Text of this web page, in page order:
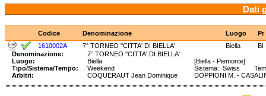
Dati
Codice Denominazione Luogo
Pr
1610002A
7° TORNEO ''CITTA' DI BIELLA' Biella
BI
Denominazione:
7° TORNEO ''CITTA' DI BIELLA'
Luogo:
Biella
[Biella - Piemonte]
Tipo/Sistema/Tempo:
Weekend
Sistema: Swiss
Arbitri:
COQUERAUT Jean Dominique DOPPIONI M. -